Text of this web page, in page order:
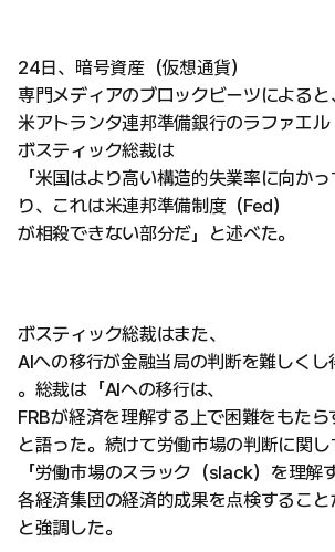
24日、暗号資産（仮想通貨）
専門メディアのブロックビーツによると
米アトランタ連邦準備銀行のラファエル
ボスティック総裁は
「米国はより高い構造的失業率に向か
り、これは米連邦準備制度（Fed）
が相殺できない部分だ」と述べた。
ボスティック総裁はまた、
AIへの移行が金融当局の判断を難しくし
。総裁は「AIへの移行は、
FRBが経済を理解する上で困難をもたら
と語った。続けて労働市場の判断に関し
「労働市場のスラック（slack）を理解
各経済集団の経済的成果を点検すること
と強調した。